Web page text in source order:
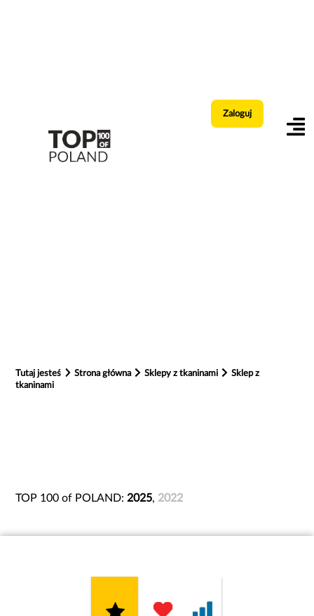
Zaloguj
Tutaj jesteś Strona główna Sklepy z tkaninami
Sklep z
tkaninami
TOP 100 of POLAND: 2025, 2022